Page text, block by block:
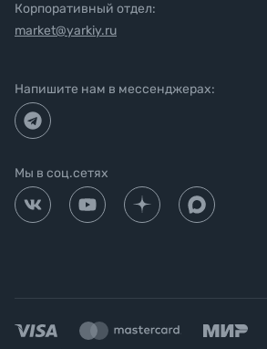
Корпоративный отдел:
market@yarkiy.ru
Напишите нам в мессенджерах:
Мы в соц.сетях